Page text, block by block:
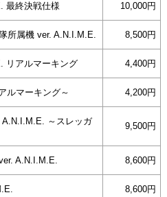
最終決戦仕様 10,000円
所属機 ver. A.N.I.M.E. 8,500円
リアルマーキング 4,400円
ルマーキング～ 4,200円
A.N.I.M.E. ～スレッガ
9,500円
A.N.I.M.E. 8,600円
8,600円